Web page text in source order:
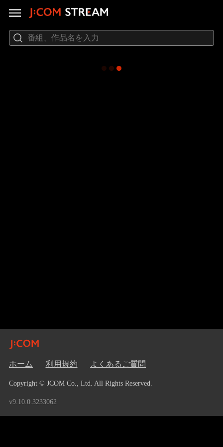
ホーム 利用規約 よくあるご質問
Copyright © JCOM Co., Ltd. All Rights Reserved.
v9.10.0.3233062